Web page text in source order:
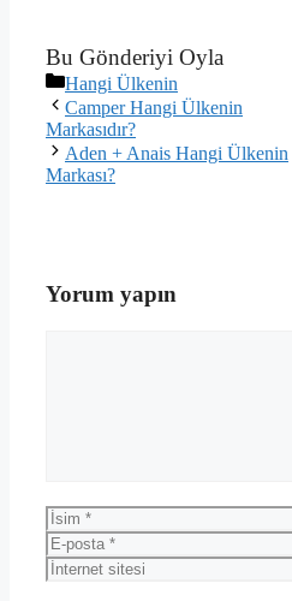
Bu Gönderiyi Oyla
Kategoriler
Hangi Ülkenin
Camper Hangi Ülkenin
Markasıdır?
Aden + Anais Hangi Ülkenin
Markası?
Yorum yapın
İsim
E-
posta
İnternet
sitesi